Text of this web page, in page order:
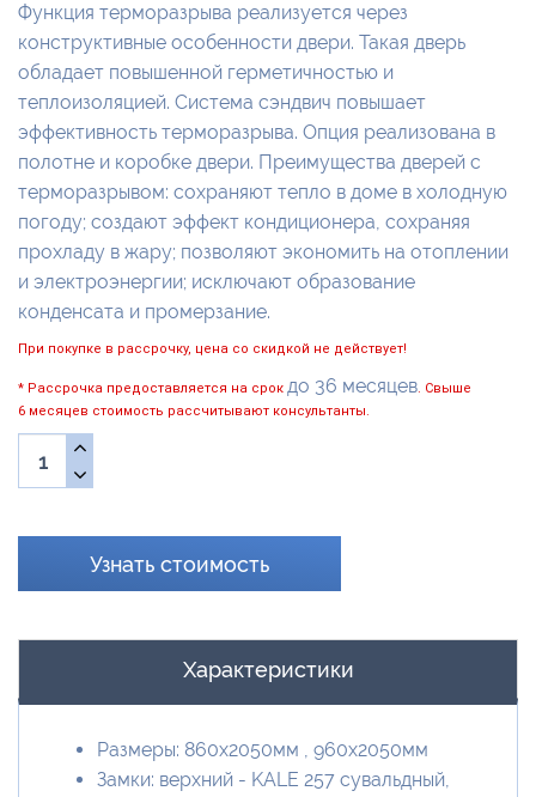
Функция терморазрыва реализуется через
конструктивные особенности двери. Такая дверь
обладает повышенной герметичностью и
теплоизоляцией. Система сэндвич повышает
эффективность терморазрыва. Опция реализована в
полотне и коробке двери. Преимущества дверей с
терморазрывом: сохраняют тепло в доме в холодную
погоду; создают эффект кондиционера, сохраняя
прохладу в жару; позволяют экономить на отоплении
и электроэнергии; исключают образование
конденсата и промерзание.
При покупке в рассрочку, цена со скидкой не действует!
* Рассрочка предоставляется на срок до 36 месяцев. Свыше
6 месяцев стоимость рассчитывают консультанты.
Узнать стоимость
Характеристики
Размеры: 860x2050мм , 960x2050мм
Замки: верхний - KALE 257 сувальдный,